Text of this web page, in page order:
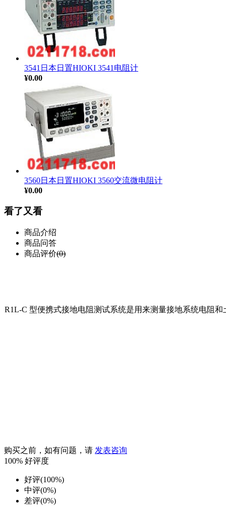
3541日本日置HIOKI 3541电阻计
¥0.00
3560日本日置HIOKI 3560交流微电阻计
¥0.00
看了又看
商品介绍
商品问答
商品评价(0)
R1L-C 型便携式接地电阻测试系统是用来测量接地系统电阻
购买之前，如有问题，请 发表咨询
100% 好评度
好评(100%)
中评(0%)
差评(0%)